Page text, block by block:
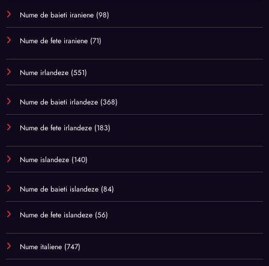
Nume de baieti iraniene (98)
Nume de fete iraniene (71)
Nume irlandeze (551)
Nume de baieti irlandeze (368)
Nume de fete irlandeze (183)
Nume islandeze (140)
Nume de baieti islandeze (84)
Nume de fete islandeze (56)
Nume italiene (747)